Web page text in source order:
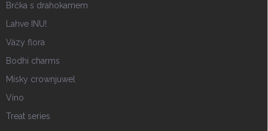
Brčka s drahokamem
Lahve INU!
Vázy flora
Bodhi charms
Misky crownjuwel
Víno
Treat series